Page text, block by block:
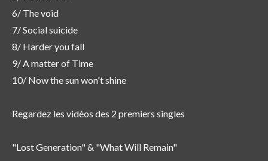
6/ The void
7/ Social suicide
8/ Harder you fall
9/ A matter of Time
10/ Now the sun won't shine
Regardez les vidéos des 2 premiers singles
"Lost Generation" & "What Will Remain"